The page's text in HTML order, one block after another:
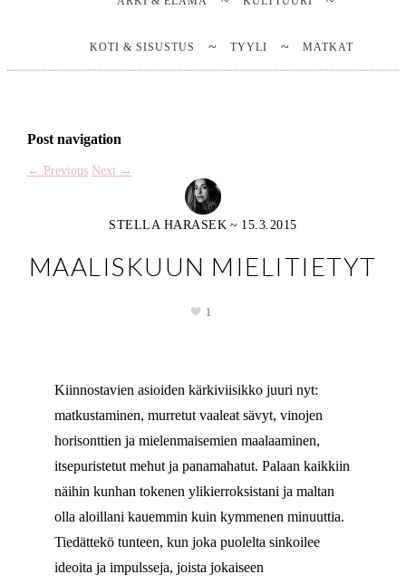
KOTI & SISUSTUS TYYLI MATKAT
Post navigation
← Previous Next →
STELLA HARASEK ~ 15.3.2015
MAALISKUUN MIELITIETYT
1
Kiinnostavien asioiden kärkiviisikko juuri nyt:
matkustaminen, murretut vaaleat sävyt, vinojen
horisonttien ja mielenmaisemien maalaaminen,
itsepuristetut mehut ja panamahatut. Palaan kaikkiin
näihin kunhan tokenen ylikierroksistani ja maltan
olla aloillani kauemmin kuin kymmenen minuuttia.
Tiedättekö tunteen, kun joka puolelta sinkoilee
ideoita ja impulsseja, joista jokaiseen